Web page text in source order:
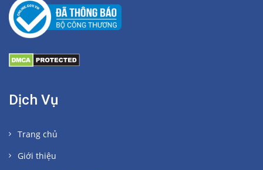
Dịch Vụ
Trang chủ
Giới thiệu